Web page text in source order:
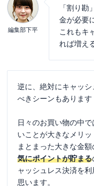
編集部下平
「割り
金が必要
これもキ
れば増え
逆に、絶対にキャッ
べきシーンもあります
日々のお買い物の中
いことが大きなメリッ
まとまった大きな金額
気にポイントが貯まる
ャッシュレス決済を
思います。